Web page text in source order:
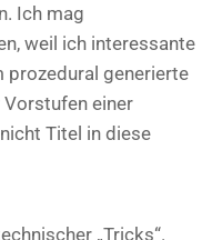
Ich mag
weil ich interessante
prozedural generierte
Vorstufen einer
Titel in diese
„Tricks“.